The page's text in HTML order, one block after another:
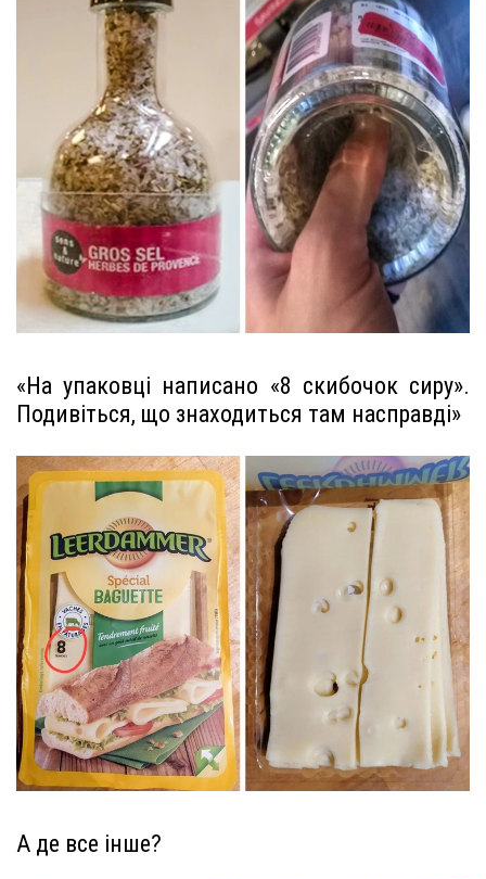
«На упаковці написано «8 скибочок сиру».
Подивіться, що знаходиться там насправді»
А де все інше?